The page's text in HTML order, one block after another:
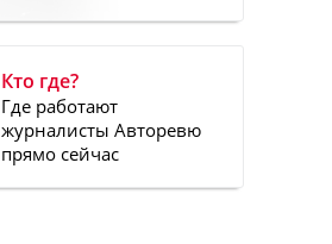
Кто где?
Где работают
журналисты Авторевю
прямо сейчас